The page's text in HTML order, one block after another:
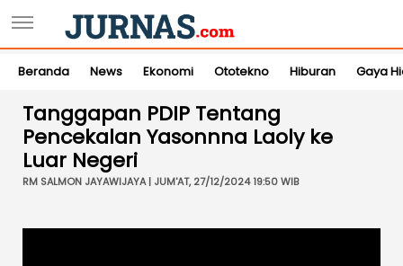
Beranda News Ekonomi Ototekno Hiburan Gaya
Tanggapan PDIP Tentang
Pencekalan Yasonnna Laoly ke
Luar Negeri
RM SALMON JAYAWIJAYA | JUM'AT, 27/12/2024 19:50 WIB